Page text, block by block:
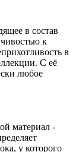
в состав
к
в
С её
любое
материал -
у которого